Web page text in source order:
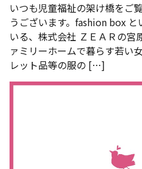
いつも児童福祉の架け橋をご
うございます。fashion box
いる、株式会社 ＺＥＡＲの宮
ァミリーホームで暮らす若い
レット品等の服の […]